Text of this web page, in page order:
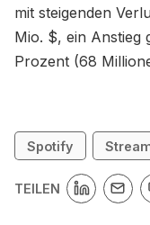
mit steigenden
Mio. $, ein Anstieg
Prozent (68
Spotify
TEILEN